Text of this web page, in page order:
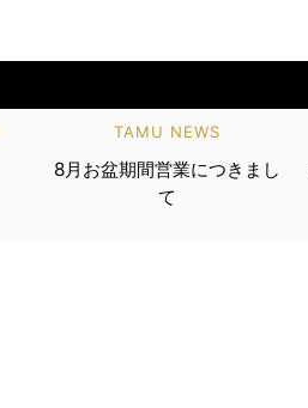
TAMU NEWS
8月お盆期間営業につきまし
て